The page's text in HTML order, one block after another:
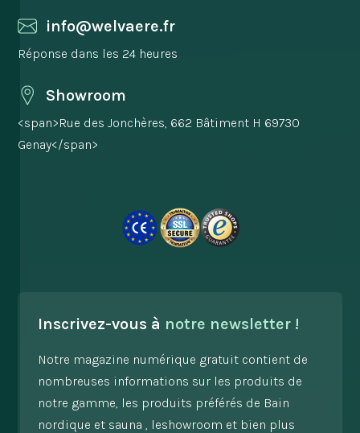
info@welvaere.fr
Réponse dans les 24 heures
Showroom
<span>Rue des Jonchères, 662 Bâtiment H 69730
Genay</span>
Inscrivez-vous à notre newsletter !
Notre magazine numérique gratuit contient de
nombreuses informations sur les produits de
notre gamme, les produits préférés de Bain
nordique et sauna , leshowroom et bien plus